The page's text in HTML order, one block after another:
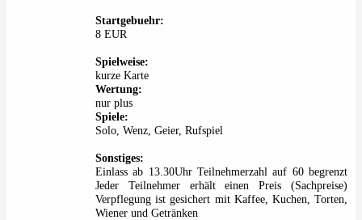
Startgebuehr:
8 EUR
Spielweise:
kurze Karte
Wertung:
nur plus
Spiele:
Solo, Wenz, Geier, Rufspiel
Sonstiges:
Einlass ab 13.30Uhr Teilnehmerzahl auf 60 begrenzt
Jeder Teilnehmer erhält einen Preis (Sachpreise)
Verpflegung ist gesichert mit Kaffee, Kuchen, Torten,
Wiener und Getränken